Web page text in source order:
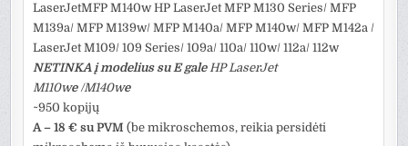
LaserJetMFP M140w HP LaserJet MFP M130 Series/ MFP
M139a/ MFP M139w/ MFP M140a/ MFP M140w/ MFP M142a /
LaserJet M109/ 109 Series/ 109a/ 110a/ 110w/ 112a/ 112w
NETINKA į modelius su E galeHP LaserJet
M110we/M140we
~950 kopijų
A – 18 € su PVM (be mikroschemos, reikia persidėti